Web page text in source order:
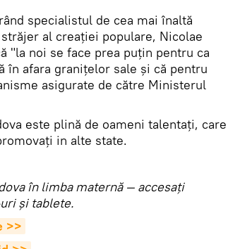
specialistul de cea mai înaltă
al creației populare, Nicolae
"la noi se face prea puțin pentru ca
în afara granițelor sale și că pentru
asigurate de către Ministerul
este plină de oameni talentați, care
in alte state.
în limba maternă — accesaţi
şi tablete.
>>